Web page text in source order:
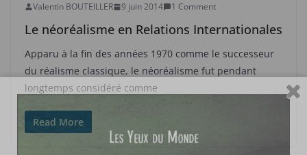
Valentin BOUTEILLER 9 juin 2014 1 Comment
Le néoréalisme en Relations Internationales
Apparu à la fin des années 1970 comme le successeur
du réalisme classique, le néoréalisme fut pendant
longtemps considéré comme
Read More